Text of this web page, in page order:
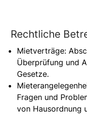
Rechtliche
Mietverträge:
Überprüfung und
Gesetze.
Fragen und
von Hausordnung